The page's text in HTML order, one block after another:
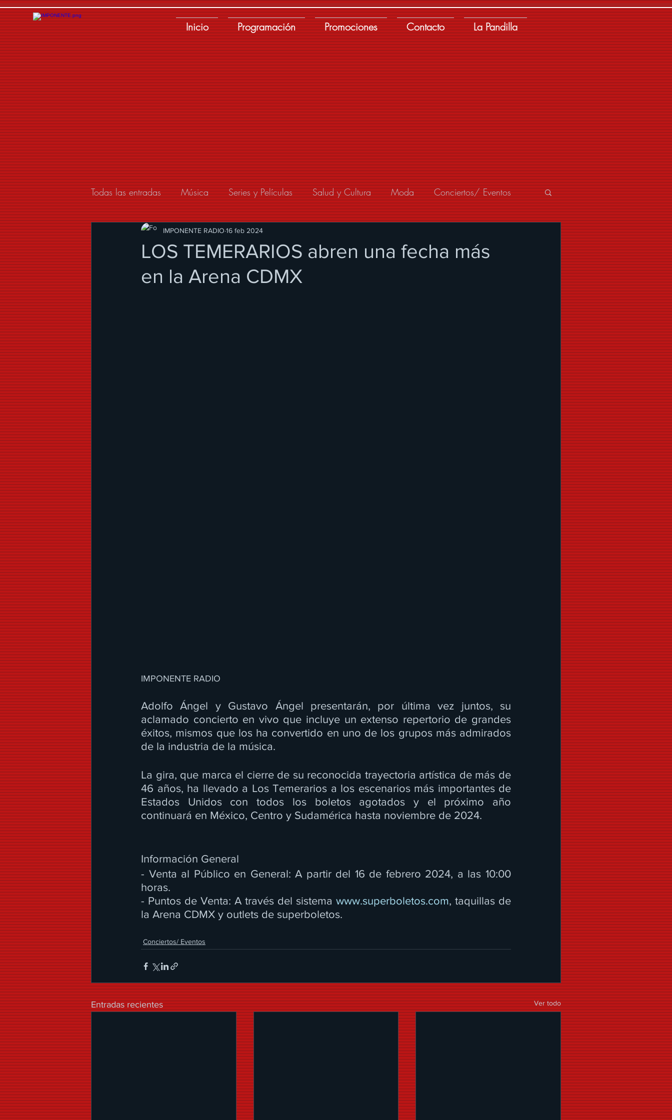
Inicio Programación Promociones Contacto La Pandilla
Todas las entradas Música Series y Películas Salud y Cultura Moda Conciertos/ Eventos
Modo de Vida
LOS TEMERARIOS abren una fecha más
en la Arena CDMX
IMPONENTE RADIO 16 feb 2024
IMPONENTE RADIO
Adolfo Ángel y Gustavo Ángel presentarán, por última vez juntos, su
aclamado concierto en vivo que incluye un extenso repertorio de grandes
éxitos, mismos que los ha convertido en uno de los grupos más admirados
de la industria de la música.
La gira, que marca el cierre de su reconocida trayectoria artística de más de
46 años, ha llevado a Los Temerarios a los escenarios más importantes de
Estados Unidos con todos los boletos agotados y el próximo año
continuará en México, Centro y Sudamérica hasta noviembre de 2024.
Información General
- Venta al Público en General: A partir del 16 de febrero 2024, a las 10:00
horas.
- Puntos de Venta: A través del sistema www.superboletos.com, taquillas de
la Arena CDMX y outlets de superboletos.
Conciertos/ Eventos
Entradas recientes Ver todo